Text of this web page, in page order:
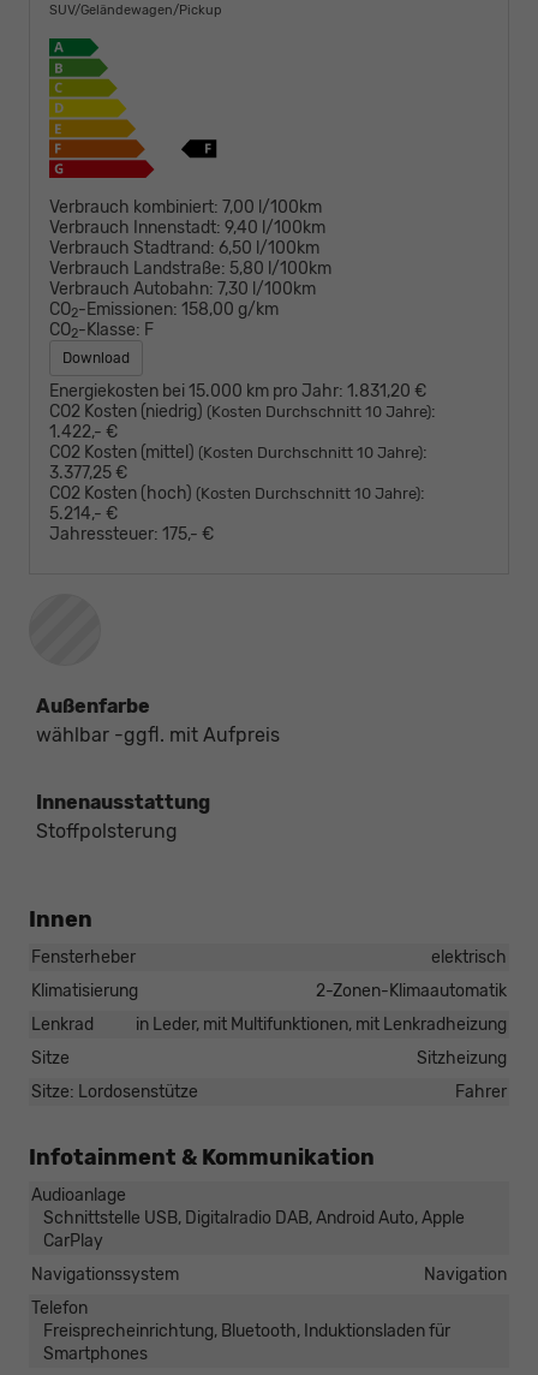
SUV/Geländewagen/Pickup
Verbrauch kombiniert: 7,00 l/100km
Verbrauch Innenstadt: 9,40 l/100km
Verbrauch Stadtrand: 6,50 l/100km
Verbrauch Landstraße: 5,80 l/100km
Verbrauch Autobahn: 7,30 l/100km
CO2-Emissionen: 158,00 g/km
CO2-Klasse: F
Download
Energiekosten bei 15.000 km pro Jahr: 1.831,20 €
CO2 Kosten (niedrig) (Kosten Durchschnitt 10 Jahre):
1.422,- €
CO2 Kosten (mittel) (Kosten Durchschnitt 10 Jahre):
3.377,25 €
CO2 Kosten (hoch) (Kosten Durchschnitt 10 Jahre):
5.214,- €
Jahressteuer: 175,- €
Außenfarbe
wählbar -ggfl. mit Aufpreis
Innenausstattung
Stoffpolsterung
Innen
Fensterheber
elektrisch
Klimatisierung
2-Zonen-Klimaautomatik
Lenkrad
in Leder, mit Multifunktionen, mit Lenkradheizung
Sitze
Sitzheizung
Sitze: Lordosenstütze
Fahrer
Infotainment & Kommunikation
Audioanlage
Schnittstelle USB, Digitalradio DAB, Android Auto, Apple
CarPlay
Navigationssystem
Navigation
Telefon
Freisprecheinrichtung, Bluetooth, Induktionsladen für
Smartphones